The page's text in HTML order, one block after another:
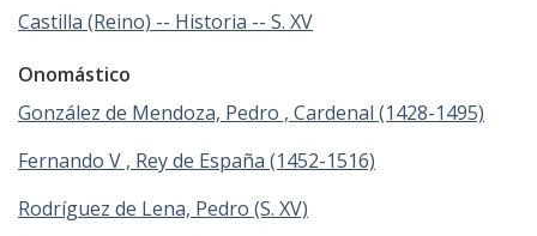
Castilla (Reino) -- Historia -- S. XV
Onomástico
González de Mendoza, Pedro , Cardenal (1428-1495)
Fernando V , Rey de España (1452-1516)
Rodríguez de Lena, Pedro (S. XV)